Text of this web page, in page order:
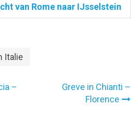
van Rome naar IJsselstein
Italie
–
Greve in Chianti –
Florence